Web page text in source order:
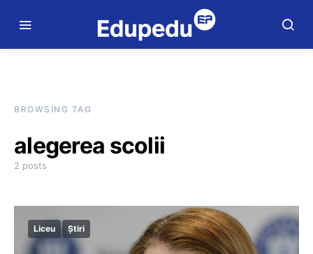
BROWSING TAG
alegerea scolii
2 posts
Liceu Știri